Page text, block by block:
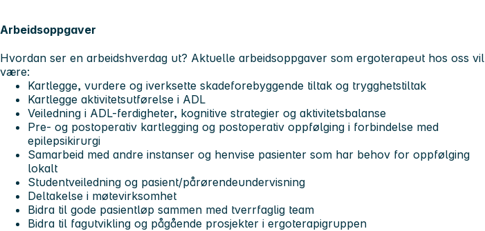
Arbeidsoppgaver
Hvordan ser en arbeidshverdag ut? Aktuelle arbeidsoppgaver som ergoterapeut hos oss vil
være:
Kartlegge, vurdere og iverksette skadeforebyggende tiltak og trygghetstiltak
Kartlegge aktivitetsutførelse i ADL
Veiledning i ADL-ferdigheter, kognitive strategier og aktivitetsbalanse
Pre- og postoperativ kartlegging og postoperativ oppfølging i forbindelse med
epilepsikirurgi
Samarbeid med andre instanser og henvise pasienter som har behov for oppfølging
lokalt
Studentveiledning og pasient/pårørendeundervisning
Deltakelse i møtevirksomhet
Bidra til gode pasientløp sammen med tverrfaglig team
Bidra til fagutvikling og pågående prosjekter i ergoterapigruppen